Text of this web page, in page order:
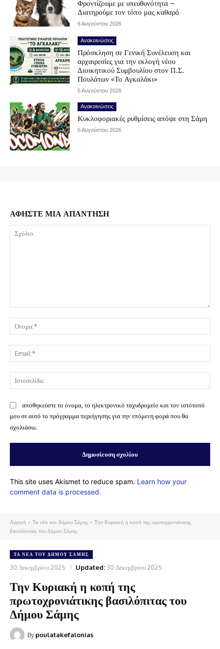
Φροντίζουμε με υπευθυνότητα –
Διατηρούμε τον τόπο μας καθαρό
6 Αυγούστου 2026
Ανακοινώσεις
Πρόσκληση σε Γενική Συνέλευση και
αρχαιρεσίες για την εκλογή νέου
Διοικητικού Συμβουλίου στον Π.Σ.
Πουλάτων «Το Αγκαλάκι»
5 Αυγούστου 2026
Ανακοινώσεις
Κυκλοφοριακές ρυθμίσεις απόψε στη Σάμη
5 Αυγούστου 2026
ΑΦΗΣΤΕ ΜΙΑ ΑΠΑΝΤΗΣΗ
αποθηκεύστε το όνομα, το ηλεκτρονικό ταχυδρομείο και τον ιστότοπό
μου σε αυτό το πρόγραμμα περιήγησης για την επόμενη φορά που θα
σχολιάσω.
This site uses Akismet to reduce spam. Learn how your
comment data is processed.